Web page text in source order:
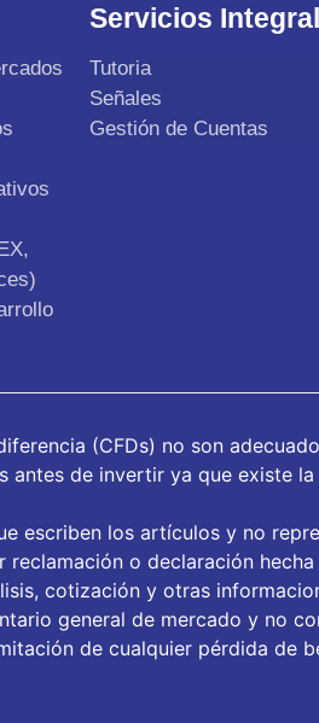
Servicios
Tutoria
Señales
Gestión de Cuentas
(CFDs) no son
de invertir ya que existe
escriben los artículos y no
o declaración
cotización y otras
general de mercado y no
de cualquier pérdida de